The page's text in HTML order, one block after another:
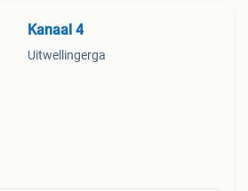
Kanaal 4
Uitwellingerga